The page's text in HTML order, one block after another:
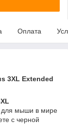
Оплата
3XL Extended
для мыши в мире
с черной